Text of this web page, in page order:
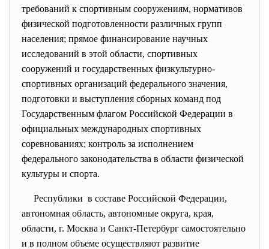
требований к спортивным сооружениям, нормативов
физической подготовленности различных групп
населения; прямое финансирование научных
исследований в этой области, спортивных
сооружений и государственных физкуль­турно-
спортивных организаций федерального значения,
подготовки и выступления сборных команд под
Государственным флагом Российской Федерации в
официальных международных спортивных
соревнованиях; контроль за исполнением
федерального законодательства в области физической
культуры и спорта.
Республики в составе Российской Федерации,
автономная область, автономные округа, края,
области, г. Москва и Санкт-Петербург самостоятельно
и в полном объеме осуществляют развитие